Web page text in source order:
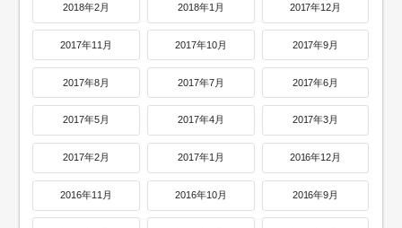
2018年2月 2018年1月 2017年12月
2017年11月 2017年10月 2017年9月
2017年8月 2017年7月 2017年6月
2017年5月 2017年4月 2017年3月
2017年2月 2017年1月 2016年12月
2016年11月 2016年10月 2016年9月